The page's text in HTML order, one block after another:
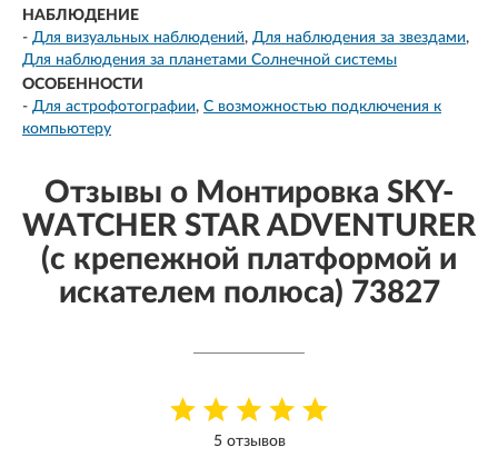
НАБЛЮДЕНИЕ
- Для визуальных наблюдений Для наблюдения за звездами
Для наблюдения за планетами Солнечной системы
ОСОБЕННОСТИ
- Для астрофотографии С возможностью подключения к
компьютеру
Отзывы о Монтировка SKY-
WATCHER STAR ADVENTURER
(с крепежной платформой и
искателем полюса) 73827
5 отзывов